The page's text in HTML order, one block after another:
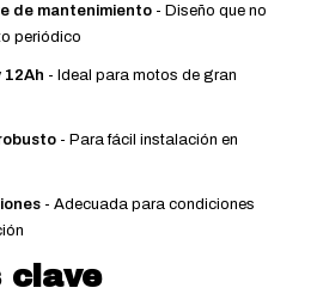
de mantenimiento - Diseño que no
periódico
12Ah - Ideal para motos de gran
- Para fácil instalación en
- Adecuada para condiciones
clave